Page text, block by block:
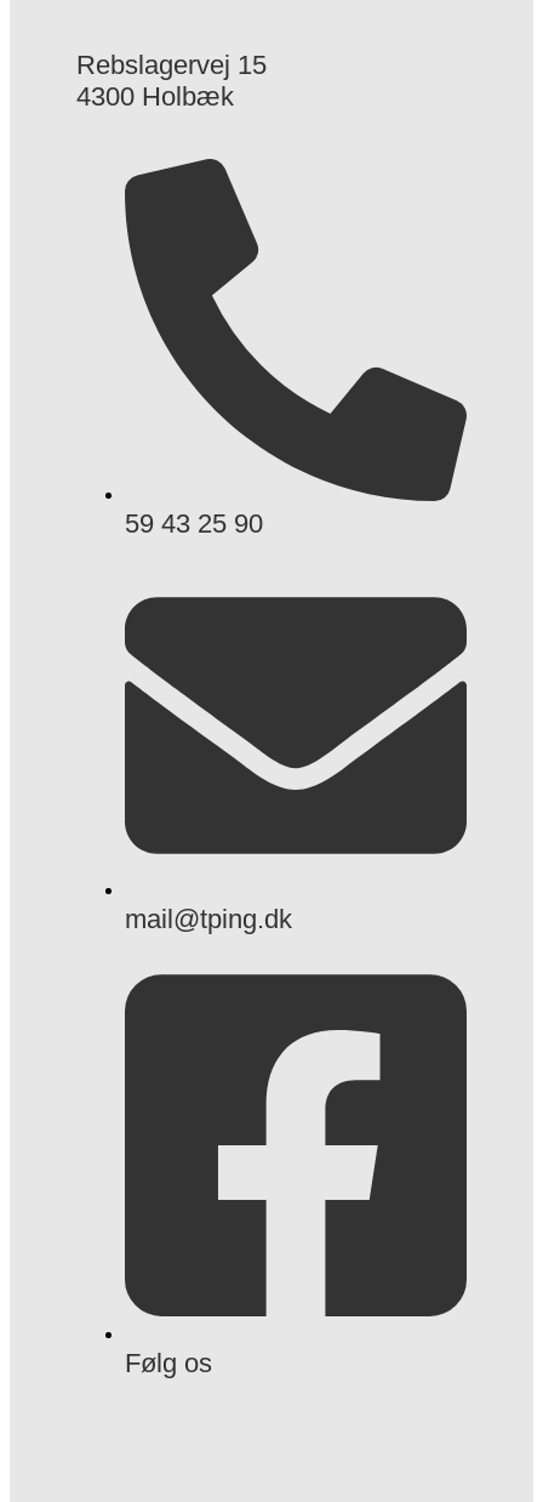
Rebslagervej 15
4300 Holbæk
59 43 25 90
mail@tping.dk
Følg os